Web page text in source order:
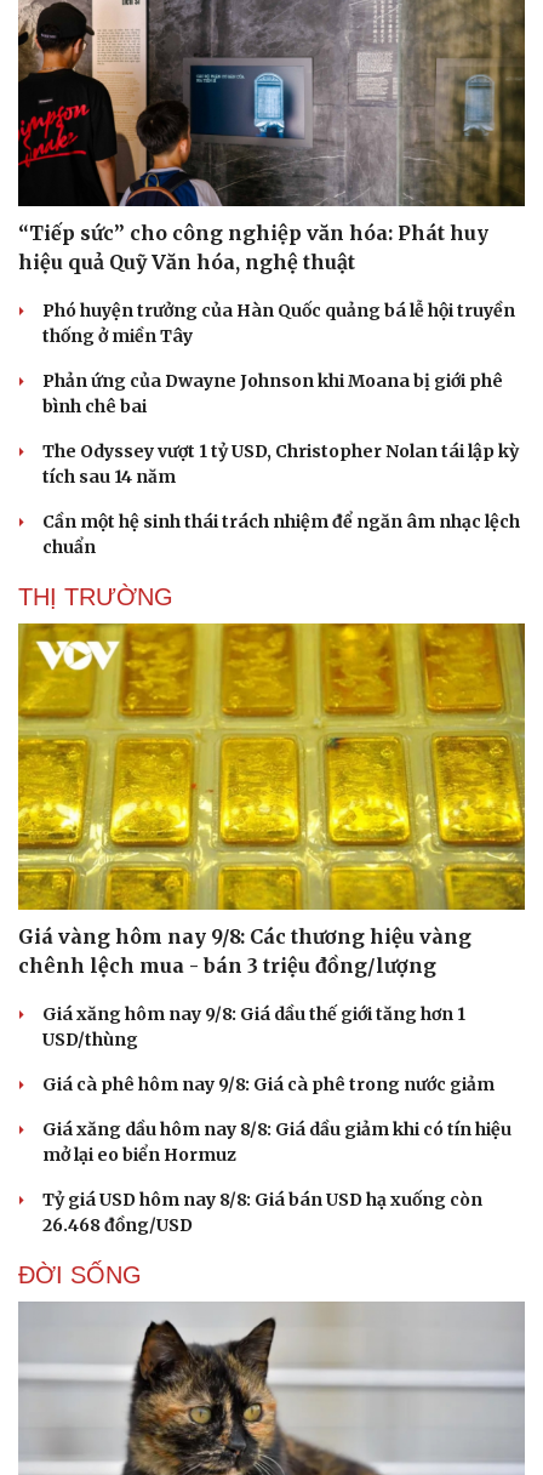
Du lịch
Tư vấn
Săn Tour
check-in
Podcast
Câu chuyện thời sự
Đọc truyện đêm khuya
Kể chuyện cho bé
“Tiếp sức” cho công nghiệp văn hóa: Phát huy
hiệu quả Quỹ Văn hóa, nghệ thuật
Phó huyện trưởng của Hàn Quốc quảng bá lễ hội truyền
thống ở miền Tây
Phản ứng của Dwayne Johnson khi Moana bị giới phê
bình chê bai
The Odyssey vượt 1 tỷ USD, Christopher Nolan tái lập kỳ
tích sau 14 năm
Cần một hệ sinh thái trách nhiệm để ngăn âm nhạc lệch
chuẩn
THỊ TRƯỜNG
Giá vàng hôm nay 9/8: Các thương hiệu vàng
chênh lệch mua - bán 3 triệu đồng/lượng
Giá xăng hôm nay 9/8: Giá dầu thế giới tăng hơn 1
USD/thùng
Giá cà phê hôm nay 9/8: Giá cà phê trong nước giảm
Giá xăng dầu hôm nay 8/8: Giá dầu giảm khi có tín hiệu
mở lại eo biển Hormuz
Tỷ giá USD hôm nay 8/8: Giá bán USD hạ xuống còn
26.468 đồng/USD
ĐỜI SỐNG